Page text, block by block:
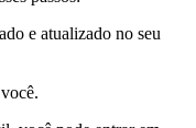
e atualizado no seu